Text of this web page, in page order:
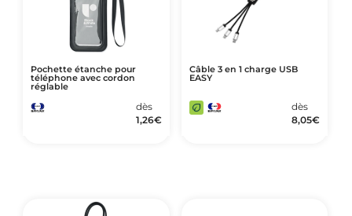
Pochette étanche pour
téléphone avec cordon
réglable
dès
1,26€
Câble 3 en 1 charge USB
EASY
dès
8,05€